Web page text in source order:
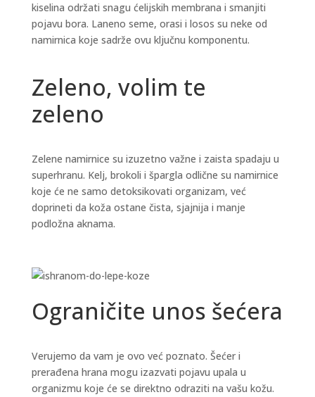
kiselina održati snagu ćelijskih membrana i smanjiti
pojavu bora. Laneno seme, orasi i losos su neke od
namirnica koje sadrže ovu ključnu komponentu.
Zeleno, volim te
zeleno
Zelene namirnice su izuzetno važne i zaista spadaju u
superhranu. Kelj, brokoli i špargla odlične su namirnice
koje će ne samo detoksikovati organizam, već
doprineti da koža ostane čista, sjajnija i manje
podložna aknama.
Ograničite unos šećera
Verujemo da vam je ovo već poznato. Šećer i
prerađena hrana mogu izazvati pojavu upala u
organizmu koje će se direktno odraziti na vašu kožu.